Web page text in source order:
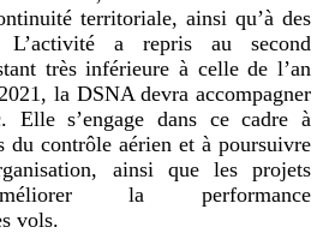
territoriale, ainsi qu’à des
L’activité a repris au second
très inférieure à celle de l’an
la DSNA devra accompagner
s’engage dans ce cadre à
du contrôle aérien et à poursuivre
ainsi que les projets
la performance
vols.